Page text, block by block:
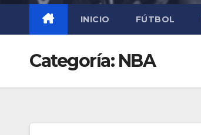
INICIO FÚTBOL
Categoría: NBA